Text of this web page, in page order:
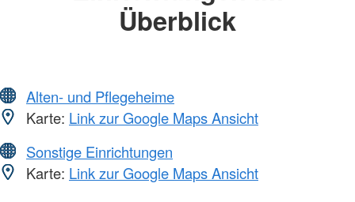
Überblick
Alten- und Pflegeheime
Karte: Link zur Google Maps Ansicht
Sonstige Einrichtungen
Karte: Link zur Google Maps Ansicht